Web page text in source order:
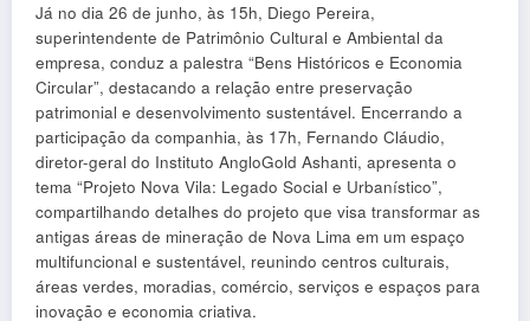
Já no dia 26 de junho, às 15h, Diego Pereira,
superintendente de Patrimônio Cultural e Ambiental da
empresa, conduz a palestra “Bens Históricos e Economia
Circular”, destacando a relação entre preservação
patrimonial e desenvolvimento sustentável. Encerrando a
participação da companhia, às 17h, Fernando Cláudio,
diretor-geral do Instituto AngloGold Ashanti, apresenta o
tema “Projeto Nova Vila: Legado Social e Urbanístico”,
compartilhando detalhes do projeto que visa transformar as
antigas áreas de mineração de Nova Lima em um espaço
multifuncional e sustentável, reunindo centros culturais,
áreas verdes, moradias, comércio, serviços e espaços para
inovação e economia criativa.